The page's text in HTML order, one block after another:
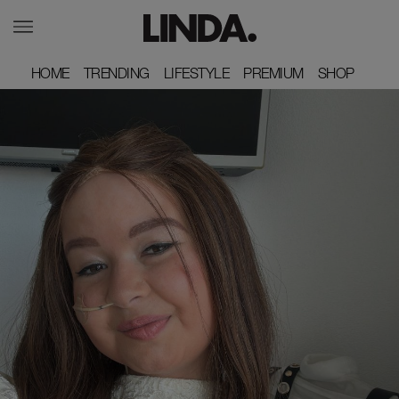
HOME
HOME TRENDING
TRENDING LIFESTYLE
LIFESTYLE PREMIUM
PREMIUM SHOP
SHOP